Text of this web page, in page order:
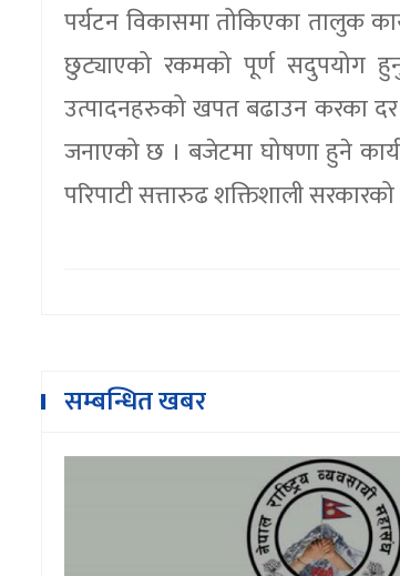
पर्यटन विकासमा तोकिएका तालुक
छुट्याएको रकमको पूर्ण सदुपयोग
उत्पादनहरुको खपत बढाउन करका
जनाएको छ । बजेटमा घोषणा हुने
परिपाटी सत्तारुढ शक्तिशाली
सम्बन्धित खबर